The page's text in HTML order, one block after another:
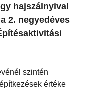
hajszálnyival
2. negyedéves
szintén
értéke